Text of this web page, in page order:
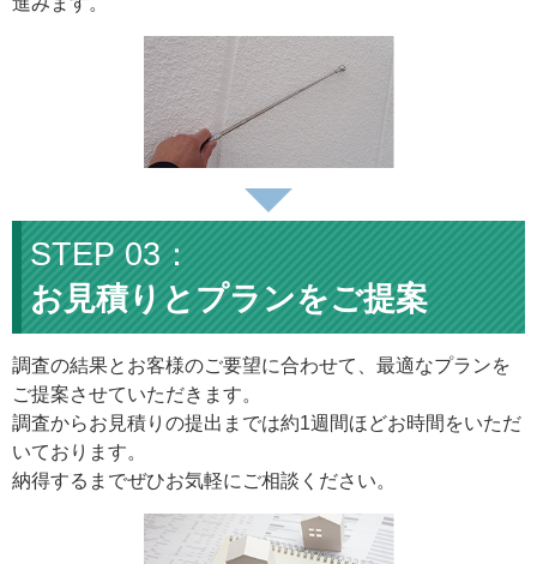
お見積りとプランをご提案
調査の結果とお客様のご要望に合わせて、最適なプランを
ご提案させていただきます。
調査からお見積りの提出までは約1週間ほどお時間をいただ
いております。
納得するまでぜひお気軽にご相談ください。